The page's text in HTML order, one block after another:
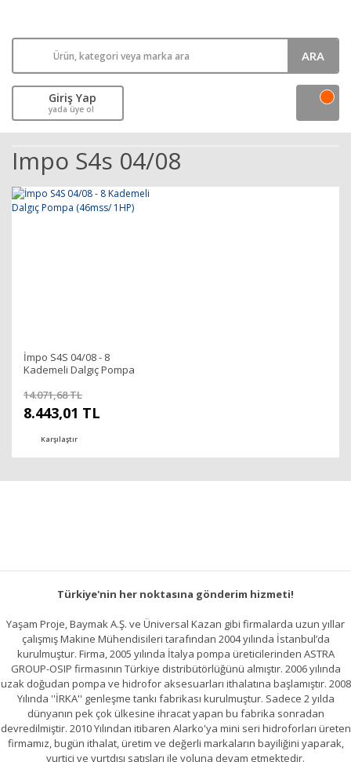
ARA
Giriş Yap
yada üye ol
Impo S4s 04/08
İmpo S4S 04/08 - 8
Kademeli Dalgıç Pompa
14.071,68 TL
8.443,01 TL
Karşılaştır
Türkiye'nin her noktasına gönderim hizmeti!
Yaşam Proje, Baymak A.Ş. ve Üniversal Kazan gibi firmalarda uzun yıllar
çalışmış Makine Mühendisileri tarafından 2004 yılında İstanbul’da
kurulmuştur. Firma, 2005 yılında İtalya pompa üreticilerinden ASTRA
GROUP-OSIP firmasının Türkiye distribütörlüğünü almıştır. 2006 yılında
uzak doğudan pompa ve hidrofor aksesuarları ithalatına başlamıştır. 2008
Yılında ''İRKA'' genleşme tankı fabrikası kurulmuştur. Sadece 2 yılda
dünyanın pek çok ülkesine ihracat yapan bu fabrika sonradan
devredilmiştir. 2010 Yılından itibaren Alarko'ya mini seri hidroforları üreten
firmamız, bugün ithalat, üretim ve değerli markaların bayiliğini yaparak,
yurtiçi ve yurtdışı satışları ile yoluna devam etmektedir.